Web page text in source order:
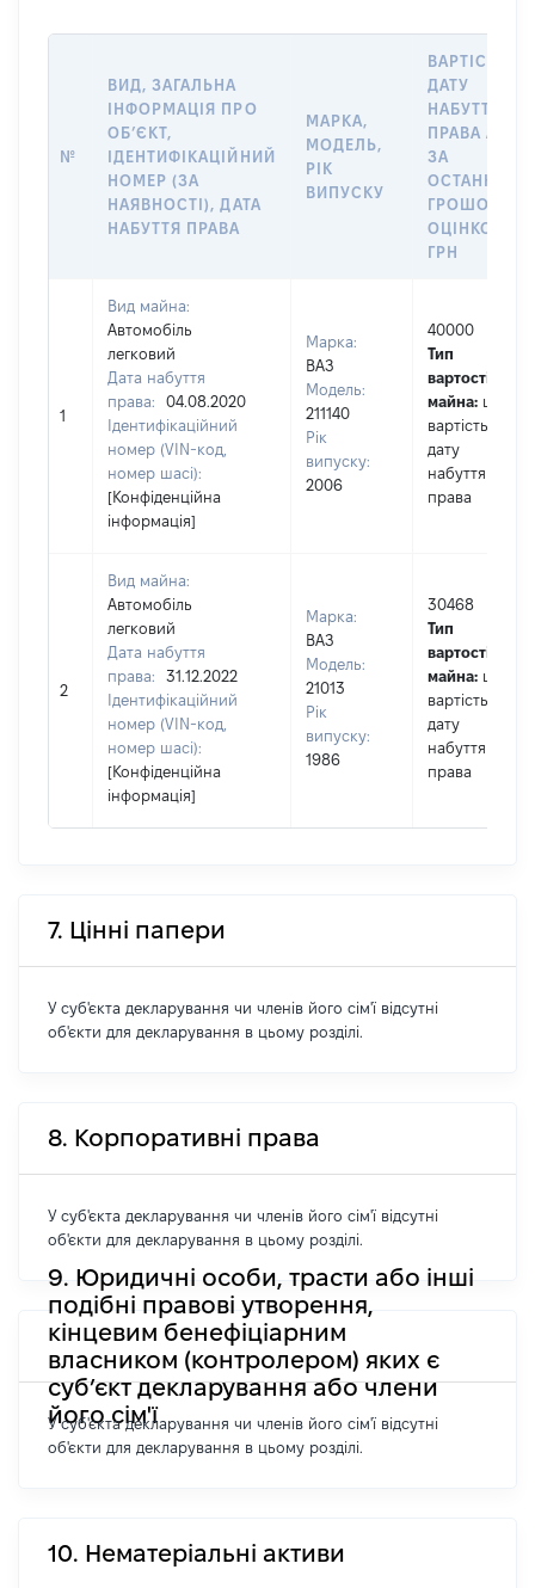
№
ВИД, ЗАГАЛЬНА
ІНФОРМАЦІЯ ПРО
ОБʼЄКТ,
ІДЕНТИФІКАЦІЙНИЙ
НОМЕР (ЗА
НАЯВНОСТІ), ДАТА
НАБУТТЯ ПРАВА
МАРКА,
МОДЕЛЬ,
РІК
ВИПУСКУ
ВАРТІСТЬ НА
ДАТУ
НАБУТТЯ
ПРАВА АБО
ЗА
ГРОШОВОЮ
ОЦІНКОЮ,
ГРН
1
Вид майна:
Автомобіль
легковий
Дата набуття
права:
04.08.2020
Ідентифікаційний
номер (VIN-код,
номер шасі):
[Конфіденційна
інформація]
Марка:
ВАЗ
Модель:
211140
Рік
випуску:
2006
40000
Тип
вартості
майна: це
вартість на
дату
набуття
права
2
Вид майна:
Автомобіль
легковий
Дата набуття
права:
31.12.2022
Ідентифікаційний
номер (VIN-код,
номер шасі):
[Конфіденційна
інформація]
Марка:
ВАЗ
Модель:
21013
Рік
випуску:
1986
30468
Тип
вартості
майна: це
вартість на
дату
набуття
права
7. Цінні папери
У суб'єкта декларування чи членів його сім'ї відсутні
об'єкти для декларування в цьому розділі.
8. Корпоративні права
У суб'єкта декларування чи членів його сім'ї відсутні
об'єкти для декларування в цьому розділі.
9. Юридичні особи, трасти або інші
подібні правові утворення,
кінцевим бенефіціарним
власником (контролером) яких є
суб’єкт декларування або члени
його сім'ї
У суб'єкта декларування чи членів його сім'ї відсутні
об'єкти для декларування в цьому розділі.
10. Нематеріальні активи